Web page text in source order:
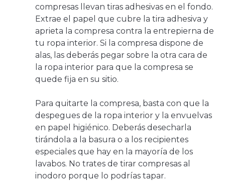
compresas llevan tiras adhesivas en el fondo.
Extrae el papel que cubre la tira adhesiva y
aprieta la compresa contra la entrepierna de
tu ropa interior. Si la compresa dispone de
alas, las deberás pegar sobre la otra cara de
la ropa interior para que la compresa se
quede fija en su sitio.
Para quitarte la compresa, basta con que la
despegues de la ropa interior y la envuelvas
en papel higiénico. Deberás desecharla
tirándola a la basura o a los recipientes
especiales que hay en la mayoría de los
lavabos. No trates de tirar compresas al
inodoro porque lo podrías tapar.